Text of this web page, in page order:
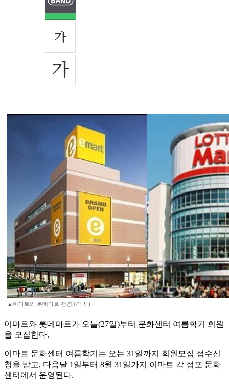
▲이마트와 롯데마트 전경.(각 사)
이마트와 롯데마트가 오늘(27일)부터 문화센터 여름학기 회원
을 모집한다.
이마트 문화센터 여름학기는 오는 31일까지 회원모집 접수신
청을 받고, 다음달 1일부터 8월 31일가지 이마트 각 점포 문화
센터에서 운영된다.